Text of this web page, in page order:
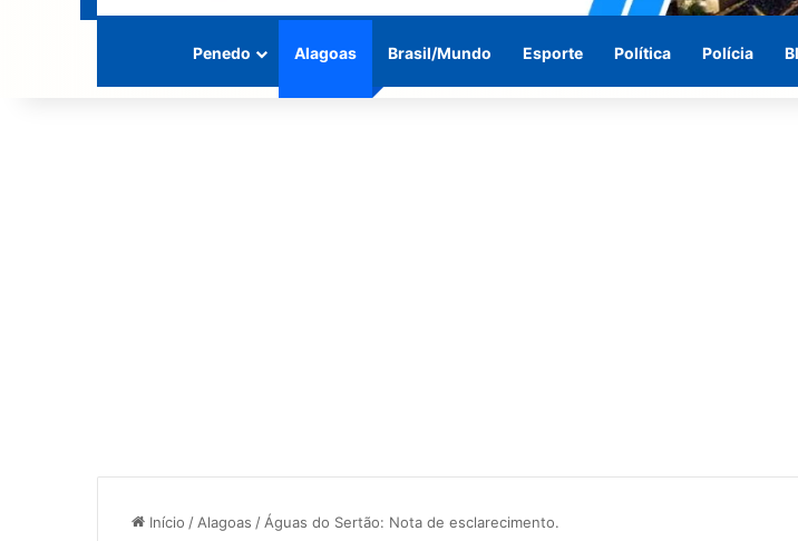
Penedo Alagoas Brasil/Mundo Esporte Política Polícia
Início / Alagoas / Águas do Sertão: Nota de esclarecimento.